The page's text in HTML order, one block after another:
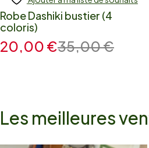
Robe Dashiki bustier (4
coloris)
35,00€
20,00 €
Les meilleures